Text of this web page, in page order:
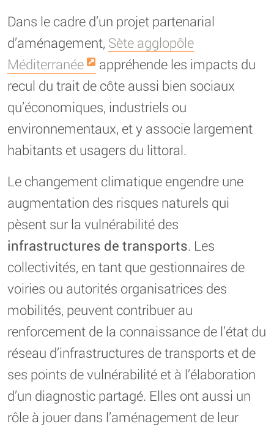
Dans le cadre d’un projet partenarial
d’aménagement, Sète agglopôle
Méditerranée
appréhende les impacts du
recul du trait de côte aussi bien sociaux
qu’économiques, industriels ou
environnementaux, et y associe largement
habitants et usagers du littoral.
Le changement climatique engendre une
augmentation des risques naturels qui
pèsent sur la vulnérabilité des
infrastructures de transports. Les
collectivités, en tant que gestionnaires de
voiries ou autorités organisatrices des
mobilités, peuvent contribuer au
renforcement de la connaissance de l’état du
réseau d’infrastructures de transports et de
ses points de vulnérabilité et à l’élaboration
d’un diagnostic partagé. Elles ont aussi un
rôle à jouer dans l’aménagement de leur